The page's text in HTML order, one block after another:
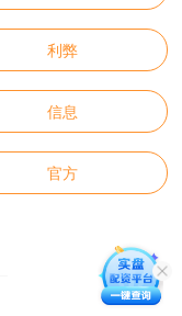
利弊
信息
官方